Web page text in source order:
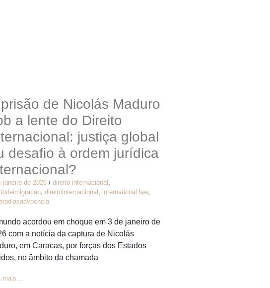
de Nicolás Maduro
a lente do Direito
justiça global
desafio à ordem jurídica
janeiro de 2026 / direito internacional
, direitointernacional international law,
acordou em choque em 3 de janeiro de
com a notícia da captura de Nicolás
em Caracas, por forças dos Estados
no âmbito da chamada
mais...